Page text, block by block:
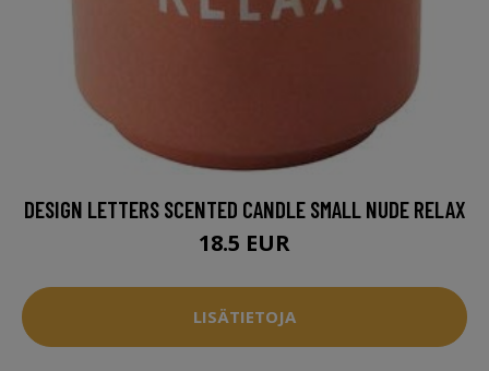
DESIGN LETTERS SCENTED CANDLE SMALL NUDE RELAX
18.5 EUR
LISÄTIETOJA